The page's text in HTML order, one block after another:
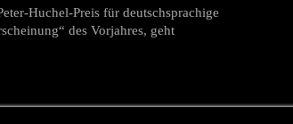
Huchel-Preis für deutschsprachige
des Vorjahres, geht